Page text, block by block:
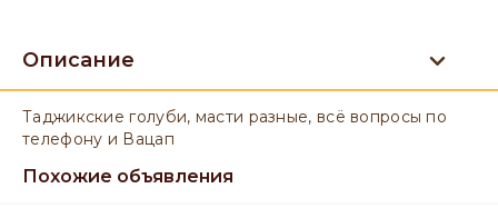
Описание
Таджикские голуби, масти разные, всё вопросы по
телефону и Вацап
Похожие объявления